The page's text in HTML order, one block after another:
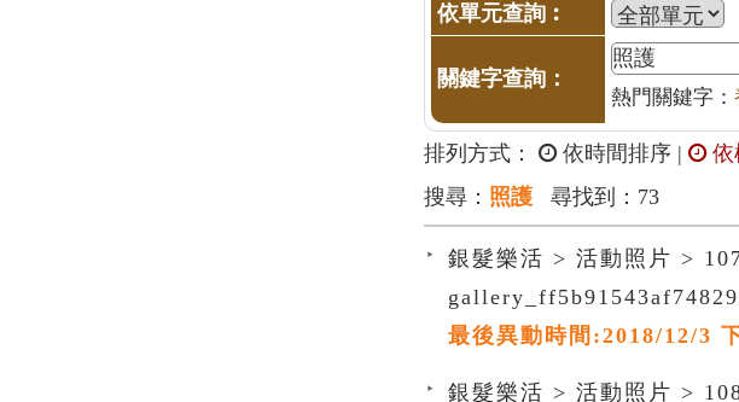
依單元查詢︰
關鍵字查詢：
熱門關鍵字：
排列方式： 依時間排序 |
依
搜尋： 照護 尋找到：73
銀髮樂活 > 活動照片 >
最後異動時間:2018/12/3
銀髮樂活 > 活動照片 >